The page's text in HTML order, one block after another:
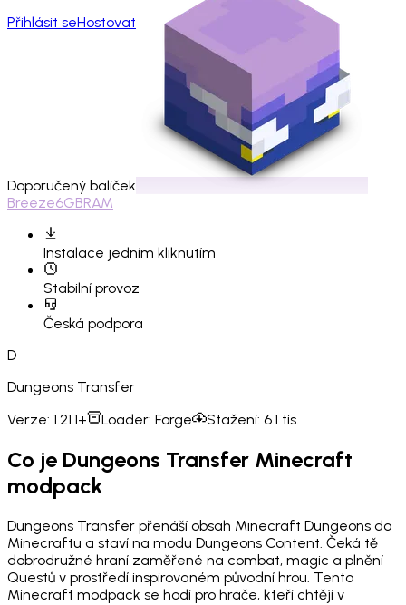
Přihlásit seHostovat
Doporučený balíček
Breeze6GBRAM
Instalace jedním kliknutím
Stabilní provoz
Česká podpora
D
Dungeons Transfer
Verze: 1.21.1+ Loader: Forge Stažení: 6.1 tis.
Co je Dungeons Transfer Minecraft
modpack
Dungeons Transfer přenáší obsah Minecraft Dungeons do
Minecraftu a staví na modu Dungeons Content. Čeká tě
dobrodružné hraní zaměřené na combat, magic a plnění
Questů v prostředí inspirovaném původní hrou. Tento
Minecraft modpack se hodí pro hráče, kteří chtějí v